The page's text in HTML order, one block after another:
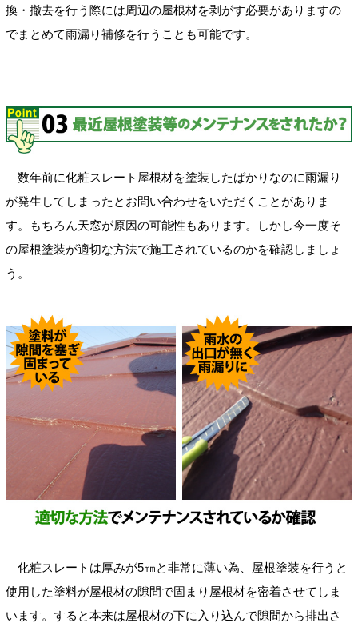
換・撤去を行う際には周辺の屋根材を剥がす必要がありますの
でまとめて雨漏り補修を行うことも可能です。
数年前に化粧スレート屋根材を塗装したばかりなのに雨漏り
が発生してしまったとお問い合わせをいただくことがありま
す。もちろん天窓が原因の可能性もあります。しかし今一度そ
の屋根塗装が適切な方法で施工されているのかを確認しましょ
う。
化粧スレートは厚みが5㎜と非常に薄い為、屋根塗装を行うと
使用した塗料が屋根材の隙間で固まり屋根材を密着させてしま
います。すると本来は屋根材の下に入り込んで隙間から排出さ